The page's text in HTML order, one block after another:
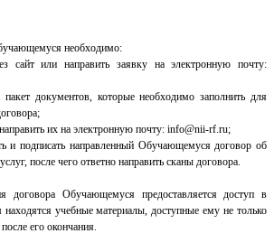
необходимо:
сайт или направить заявку на электронную почту:
документов, которые необходимо заполнить для
их на электронную почту: info@nii-rf.ru;
и подписать направленный Обучающемуся договор об
после чего ответно направить сканы договора.
договора Обучающемуся предоставляется доступ в
учебные материалы, доступные ему не только
его окончания.